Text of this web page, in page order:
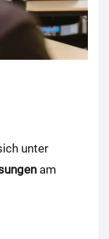
unter
am